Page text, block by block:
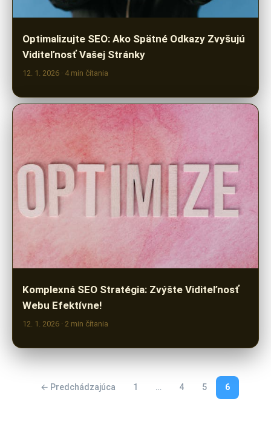
Optimalizujte SEO: Ako Spätné Odkazy Zvyšujú
Viditeľnosť Vašej Stránky
12. 1. 2026 · 4 min čítania
Komplexná SEO Stratégia: Zvýšte Viditeľnosť
Webu Efektívne!
12. 1. 2026 · 2 min čítania
← Predchádzajúca 1 … 4 5 6